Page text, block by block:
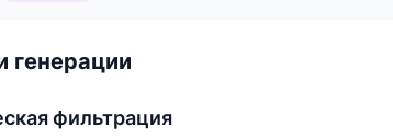
генерации
фильтрация